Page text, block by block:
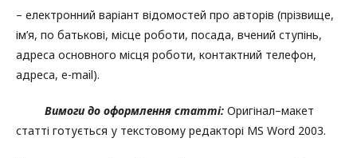
– електронний варіант відомостей про авторів (прізвище,
ім’я, по батькові, місце роботи, посада, вчений ступінь,
адреса основного місця роботи, контактний телефон,
адреса, e-mail).
Вимоги до оформлення статті: Оригінал–макет
статті готується у текстовому редакторі MS Word 2003.